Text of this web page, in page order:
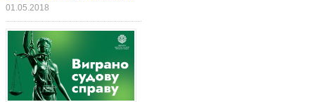
01.05.2018